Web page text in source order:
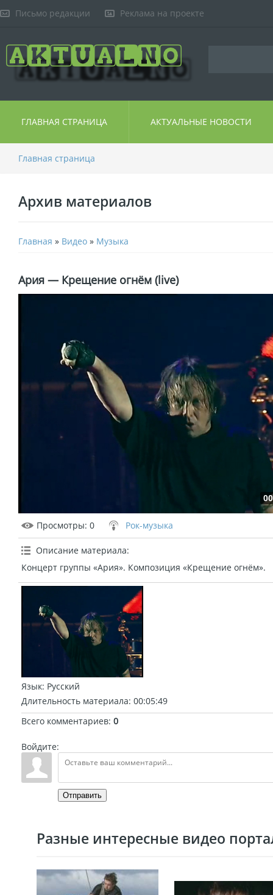
Письмо редакции Реклама на проекте
ГЛАВНАЯ СТРАНИЦА АКТУАЛЬНЫЕ НОВОСТИ
Главная страница
Архив материалов
Главная » Видео » Музыка
Ария — Крещение огнём (live)
Просмотры: 0 Рок-музыка
Описание материала:
Концерт группы «Ария». Композиция «Крещение огнём».
Язык: Русский
Длительность материала: 00:05:49
Всего комментариев: 0
Войдите:
Отправить
Разные интересные видео